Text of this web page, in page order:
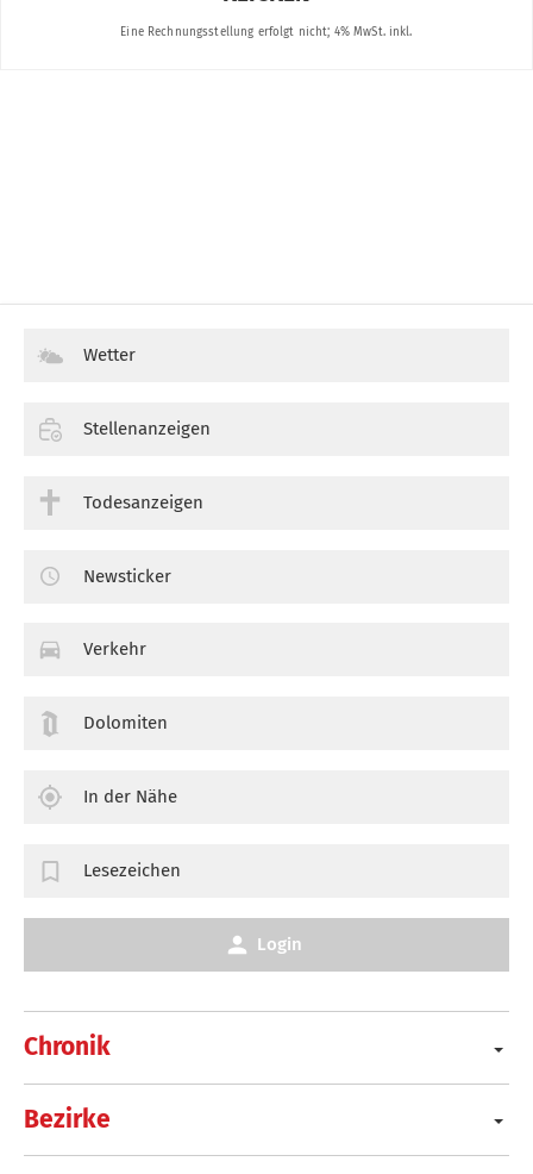
Chronik
Bezirke
Wetter
Stellenanzeigen
Todesanzeigen
Newsticker
Verkehr
Dolomiten
In der Nähe
Lesezeichen
Login